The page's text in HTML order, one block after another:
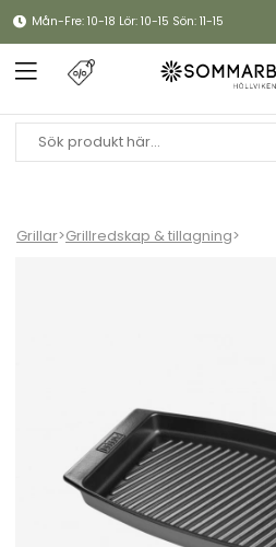
Mån-Fre: 10-18 Lör: 10-15 Sön: 11-15
Grillar>Grillredskap & tillagning>